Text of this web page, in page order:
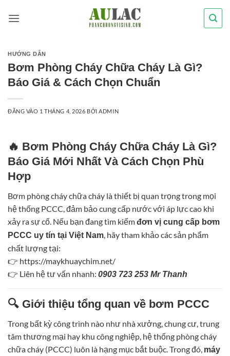
qua
HƯỚNG DẪN
Bơm Phòng Cháy Chữa Cháy Là Gì?
Báo Giá & Cách Chọn Chuẩn
ĐĂNG VÀO 1 THÁNG 4, 2026 BỞI ADMIN
🔥 Bơm Phòng Cháy Chữa Cháy Là Gì?
Báo Giá Mới Nhất Và Cách Chọn Phù
Hợp
Bơm phòng cháy chữa cháy là thiết bị quan trọng trong mọi
hệ thống PCCC, đảm bảo cung cấp nước với áp lực cao khi
xảy ra sự cố. Nếu bạn đang tìm kiếmđơn vị cung cấp bơm
PCCC uy tín tại Việt Nam , hãy tham khảo các sản phẩm
chất lượng tại:
👉 https://maykhuaychim.net/
👉 Liên hệ tư vấn nhanh: 0903 723 253 Mr Thanh
🔍 Giới thiệu tổng quan về bơm PCCC
Trong bất kỳ công trình nào như nhà xưởng, chung cư, trung
tâm thương mại hay khu công nghiệp, hệ thống phòng cháy
chữa cháy (PCCC) luôn là hạng mục bắt buộc. Trong đó, máy